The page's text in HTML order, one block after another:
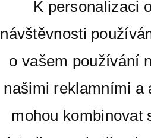
K personalizaci
návštěvnosti
o vašem používání
našimi reklamními a
mohou kombinovat